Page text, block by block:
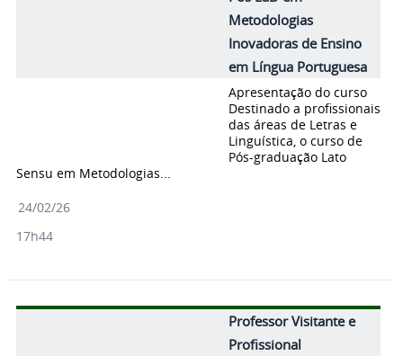
Metodologias
Inovadoras de Ensino
em Língua Portuguesa
Apresentação do curso
Destinado a profissionais
das áreas de Letras e
Linguística, o curso de
Pós-graduação Lato
Sensu em Metodologias...
24/02/26
17h44
Professor Visitante e
Profissional